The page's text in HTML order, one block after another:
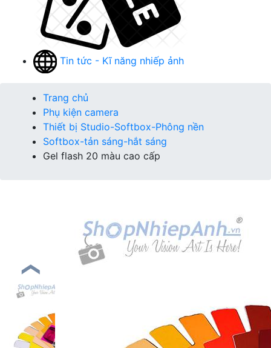
Tin tức - Kĩ năng nhiếp ảnh
Trang chủ
Phụ kiện camera
Thiết bị Studio-Softbox-Phông nền
Softbox-tản sáng-hắt sáng
Gel flash 20 màu cao cấp
❮